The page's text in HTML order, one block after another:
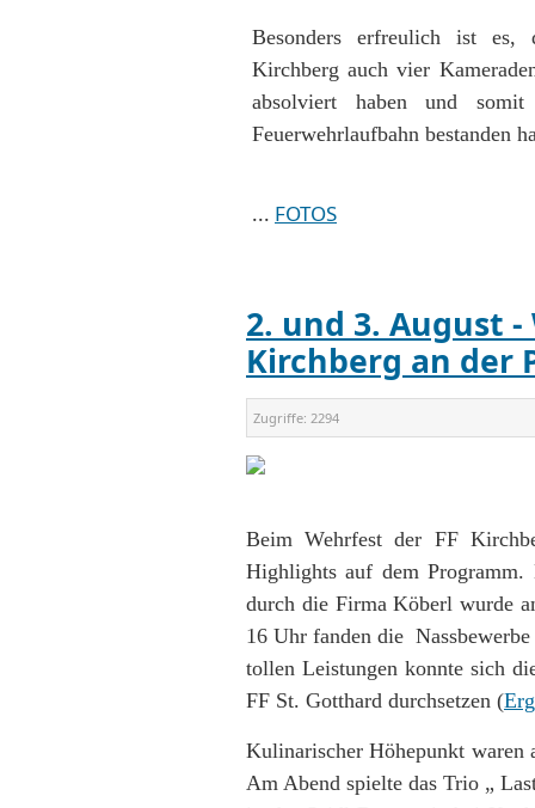
Besonders erfreulich ist es,
Kirchberg auch vier
absolviert haben und
Feuerwehrlaufbahn bestanden
... FOTOS
2. und 3. August
Kirchberg an der
Zugriffe: 2294
Beim Wehrfest der FF
Highlights auf dem Programm.
durch die Firma Köberl wurde
16 Uhr fanden die
tollen Leistungen konnte sich
FF St. Gotthard durchsetzen (
Kulinarischer Höhepunkt waren
Am Abend spielte das Trio „